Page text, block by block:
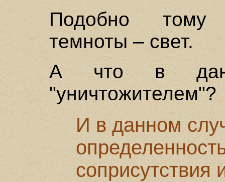
Подобно тому
темноты – свет.
А что в
"уничтожителем"?
И в данном
соприсутствия